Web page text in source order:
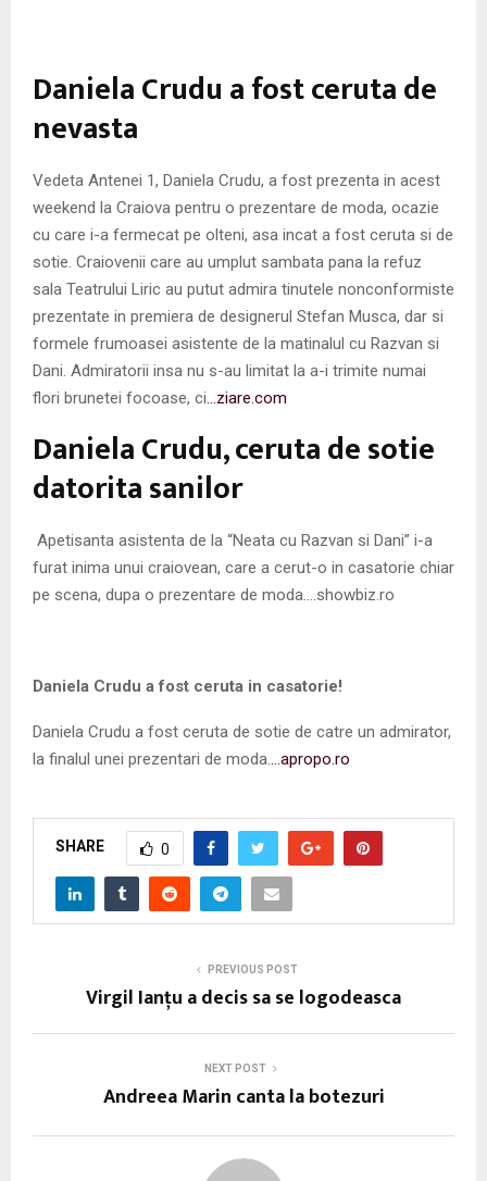
N
U
Daniela Crudu a fost ceruta de
nevasta
Vedeta Antenei 1, Daniela Crudu, a fost prezenta in acest
weekend la Craiova pentru o prezentare de moda, ocazie
cu care i-a fermecat pe olteni, asa incat a fost ceruta si de
sotie. Craiovenii care au umplut sambata pana la refuz
sala Teatrului Liric au putut admira tinutele nonconformiste
prezentate in premiera de designerul Stefan Musca, dar si
formele frumoasei asistente de la matinalul cu Razvan si
Dani. Admiratorii insa nu s-au limitat la a-i trimite numai
flori brunetei focoase, ci …ziare.com
Daniela Crudu, ceruta de sotie
datorita sanilor
Apetisanta asistenta de la “Neata cu Razvan si Dani” i-a
furat inima unui craiovean, care a cerut-o in casatorie chiar
pe scena, dupa o prezentare de moda….showbiz.ro
Daniela Crudu a fost ceruta in casatorie!
Daniela Crudu a fost ceruta de sotie de catre un admirator,
la finalul unei prezentari de moda.
…apropo.ro
SHARE 0
PREVIOUS POST
Virgil Ianţu a decis sa se logodeasca
NEXT POST
Andreea Marin canta la botezuri